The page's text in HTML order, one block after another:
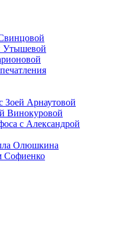
Утышевой
Зоей Арнаутовой
Винокуровой
с Александрой
Олюшкина
Софиенко